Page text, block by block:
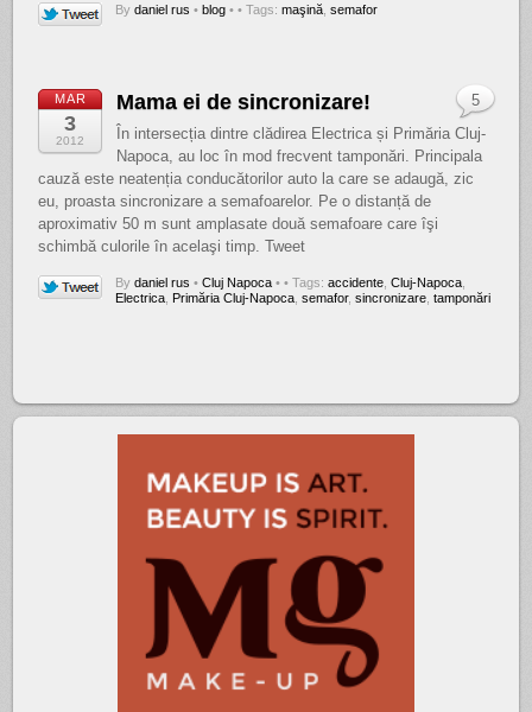
Bydaniel rus • blog • • Tags:maşină ,semafor
MAR
3
2012
Mama ei de sincronizare!
În intersecția dintre clădirea Electrica și Primăria Cluj-
Napoca, au loc în mod frecvent tamponări. Principala
cauză este neatenția conducătorilor auto la care se adaugă, zic
eu, proasta sincronizare a semafoarelor. Pe o distanță de
aproximativ 50 m sunt amplasate două semafoare care îşi
schimbă culorile în acelaşi timp. Tweet
Bydaniel rus • Cluj Napoca •
5
• Tags:accidente ,Cluj-Napoca
Electrica
Primăria Cluj-Napoca ,semafor,sincronizare ,tamponări